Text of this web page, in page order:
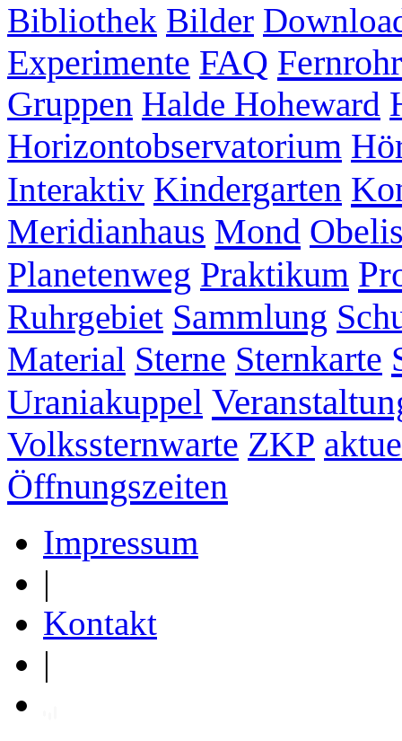
Bibliothek Bilder
Experimente FAQ Fernrohr
Gruppen Halde Hoheward
Horizontobservatorium
Interaktiv Kindergarten
Meridianhaus Mond
Planetenweg Praktikum
Ruhrgebiet Sammlung
Material Sterne Sternkarte
Uraniakuppel
Volkssternwarte ZKP
Öffnungszeiten
Impressum
|
Kontakt
|